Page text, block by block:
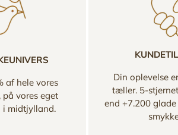
af hele vores
på vores eget
i midtjylland.
Din oplevelse
tæller. 5-
end +7.200